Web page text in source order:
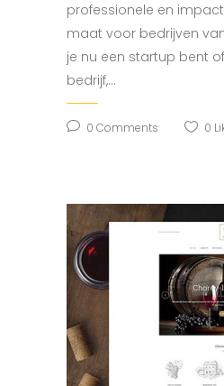
professionele en
maat voor bedrijven
je nu een startup bent
bedrijf,...
0 Comments 0